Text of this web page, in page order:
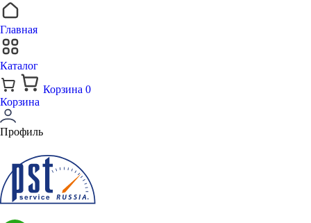
Главная
Каталог
Корзина 0
Корзина
Профиль